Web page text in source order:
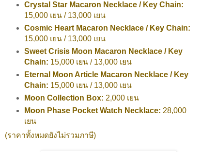
Crystal Star Macaron Necklace / Key Chain:
15,000 เยน / 13,000 เยน
Cosmic Heart Macaron Necklace / Key Chain:
15,000 เยน / 13,000 เยน
Sweet Crisis Moon Macaron Necklace / Key
Chain: 15,000 เยน / 13,000 เยน
Eternal Moon Article Macaron Necklace / Key
Chain: 15,000 เยน / 13,000 เยน
Moon Collection Box: 2,000 เยน
Moon Phase Pocket Watch Necklace: 28,000
เยน
(ราคาทั้งหมดยังไม่รวมภาษี)